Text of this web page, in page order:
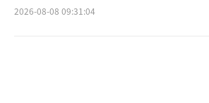
2026-08-08 09:31:04